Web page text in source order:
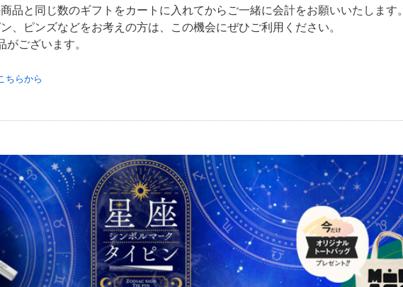
品と同じ数のギフトをカートに入れてからご一緒に会計をお願いいたします。
、ピンズなどをお考えの方は、この機会にぜひご利用ください。
ございます。
ちらから